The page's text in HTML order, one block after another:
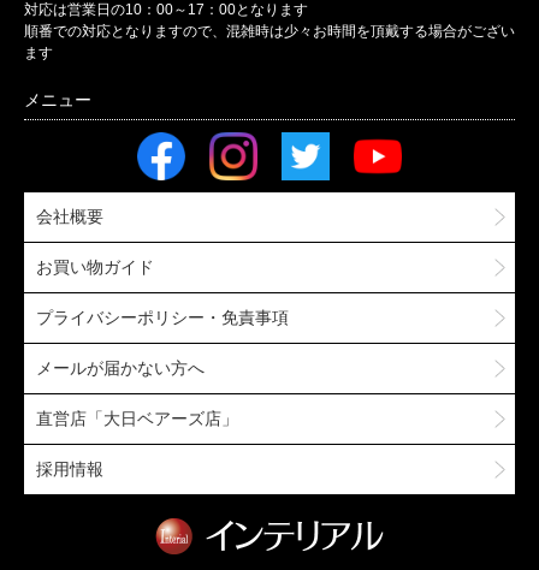
対応は営業日の10：00～17：00となります
順番での対応となりますので、混雑時は少々お時間を頂戴する場合がござい
ます
会社概要
お買い物ガイド
プライバシーポリシー・免責事項
メールが届かない方へ
直営店「大日ベアーズ店」
採用情報